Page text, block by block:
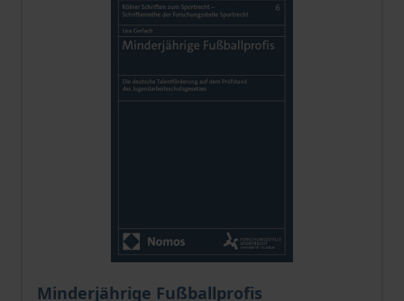
Minderjährige Fußballprofis
Der Preis dieses Titels richtet sich nach der